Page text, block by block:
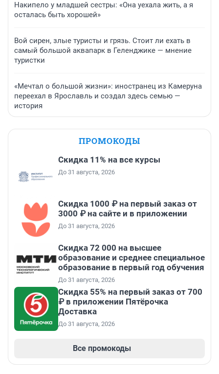
Накипело у младшей сестры: «Она уехала жить, а я
осталась быть хорошей»
Вой сирен, злые туристы и грязь. Стоит ли ехать в
самый большой аквапарк в Геленджике — мнение
туристки
«Мечтал о большой жизни»: иностранец из Камеруна
переехал в Ярославль и создал здесь семью —
история
ПРОМОКОДЫ
Скидка 11% на все курсы
До 31 августа, 2026
Скидка 1000 ₽ на первый заказ от
3000 ₽ на сайте и в приложении
До 31 августа, 2026
Скидка 72 000 на высшее
образование и среднее специальное
образование в первый год обучения
До 31 августа, 2026
Скидка 55% на первый заказ от 700
₽ в приложении Пятёрочка
Доставка
До 31 августа, 2026
Все промокоды